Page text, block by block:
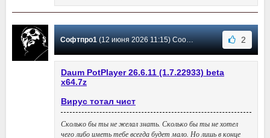
Софтпро1(12 июня 2026 11:15) Сообщение #5730 2
Daum PotPlayer 26.6.11 (1.7.22933) beta
х64.7z
Вирус тотал чист
Сколько бы ты не желал знать. Сколько бы ты не хотел
чего либо иметь тебе всегда будет мало. Но лишь в конце